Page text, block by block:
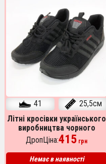
41
25,5см
Літні кросівки українського
виробництва чорного
кольору 41р 25.5см
ДропЦіна:415 грн
Немає в наявності